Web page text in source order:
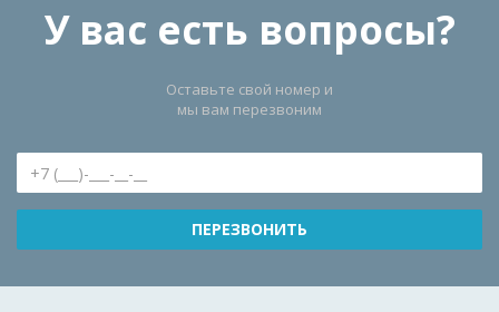
У вас есть вопросы?
Оставьте свой номер и
мы вам перезвоним